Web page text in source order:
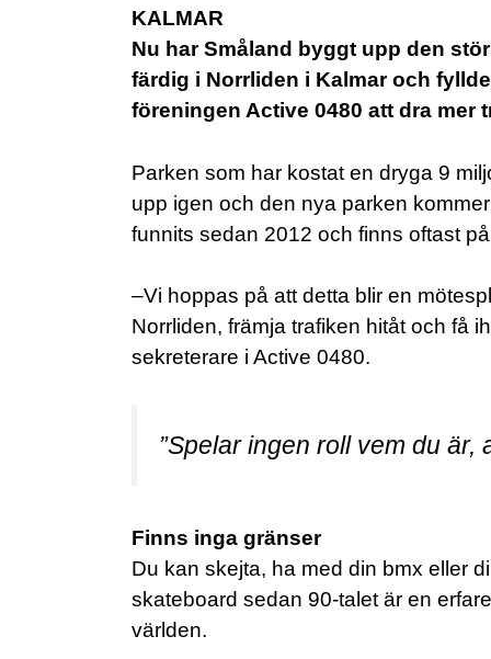
KALMAR
Nu har Småland byggt upp den
färdig i Norrliden i Kalmar och
föreningen Active 0480 att dra mer
Parken som har kostat en dryga 9
upp igen och den nya parken
funnits sedan 2012 och finns oftast
–Vi hoppas på att detta blir en
Norrliden, främja trafiken hitåt och få
sekreterare i Active 0480.
”Spelar ingen roll vem du är,
Finns inga gränser
Du kan skejta, ha med din bmx eller
skateboard sedan 90-talet är en
världen.